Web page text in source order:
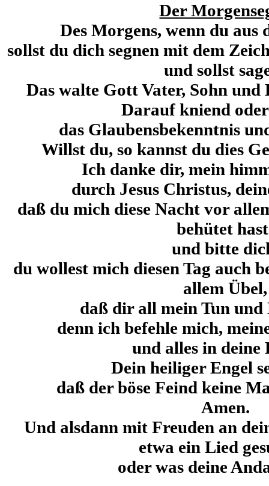
Der
Des Morgens, wenn du aus
sollst du dich segnen mit dem
und sollst
Das walte Gott Vater, Sohn
Darauf kniend
das Glaubensbekenntnis
Willst du, so kannst du dies
Ich danke dir, mein
durch Jesus Christus,
daß du mich diese Nacht vor
behütet
und bitte
du wollest mich diesen Tag auch
allem Übel,
daß dir all mein Tun und
denn ich befehle mich,
und alles in deine
Dein heiliger Engel
daß der böse Feind keine
Amen.
Und alsdann mit Freuden an
etwa ein Lied
oder was deine